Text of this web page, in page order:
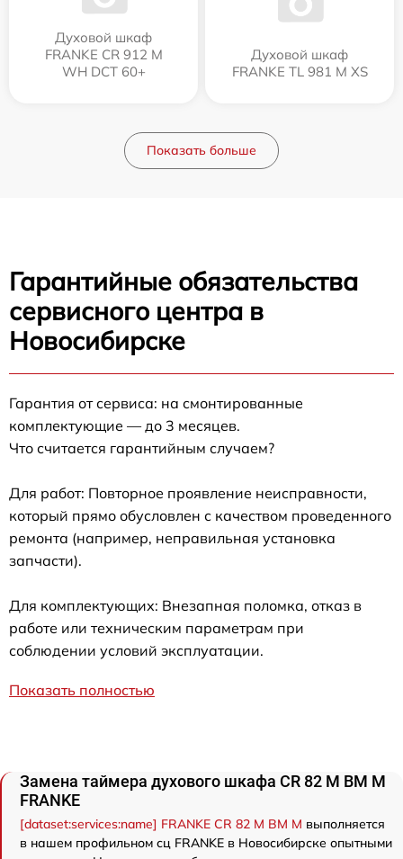
Духовой шкаф
FRANKE CR 912 M
WH DCT 60+
Духовой шкаф
FRANKE TL 981 M XS
Показать больше
Гарантийные обязательства
сервисного центра в
Новосибирске
Гарантия от сервиса: на смонтированные
комплектующие — до 3 месяцев.
Что считается гарантийным случаем?
Для работ: Повторное проявление неисправности,
который прямо обусловлен с качеством проведенного
ремонта (например, неправильная установка
запчасти).
Для комплектующих: Внезапная поломка, отказ в
работе или техническим параметрам при
соблюдении условий эксплуатации.
Показать полностью
Замена таймера духового шкафа CR 82 M BM M
FRANKE
[dataset:services:name] FRANKE CR 82 M BM M выполняется
в нашем профильном сц FRANKE в Новосибирске опытными